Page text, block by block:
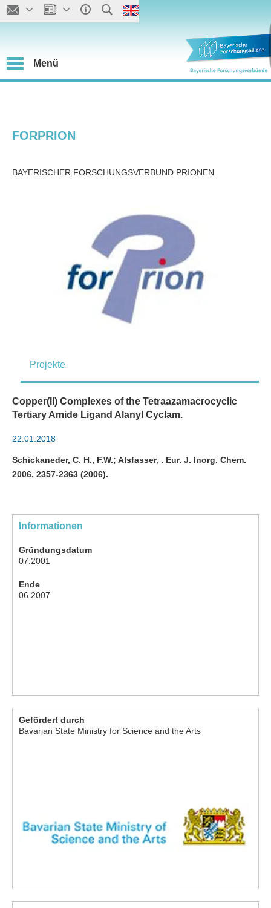
Menü
FORPRION
BAYERISCHER FORSCHUNGSVERBUND PRIONEN
Projekte
Copper(II) Complexes of the Tetraazamacrocyclic
Tertiary Amide Ligand Alanyl Cyclam.
22.01.2018
Schickaneder, C. H., F.W.; Alsfasser, . Eur. J. Inorg. Chem.
2006, 2357-2363 (2006).
Informationen
Gründungsdatum
07.2001
Ende
06.2007
Gefördert durch
Bavarian State Ministry for Science and the Arts